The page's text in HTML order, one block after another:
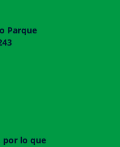
Parque
por lo que